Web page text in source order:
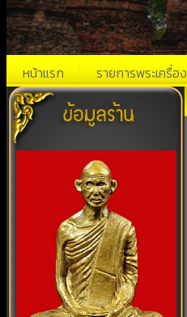
หน้าแรก รายการพระเครื่อง